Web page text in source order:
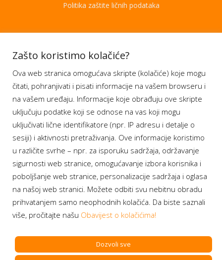
Politika zaštite ličnih podataka
Aplikacije
Moj BH Telecom
Dostupnost usluga
Moja webTV
Aukcije BH Telecom
Program lojalnosti
Bonus plus
Prijava za newsletter
Zašto koristimo kolačiće?
Ova web stranica omogućava skripte (kolačiće) koje mogu
čitati, pohranjivati i pisati informacije na vašem browseru i
na vašem uređaju. Informacije koje obrađuju ove skripte
uključuju podatke koji se odnose na vas koji mogu
uključivati lične identifikatore (npr. IP adresu i detalje o
sesiji) i aktivnosti pretraživanja. Ove informacije koristimo
u različite svrhe – npr. za isporuku sadržaja, održavanje
sigurnosti web stranice, omogućavanje izbora korisnika i
poboljšanje web stranice, personalizacije sadržaja i oglasa
na našoj web stranici. Možete odbiti svu nebitnu obradu
prihvatanjem samo neophodnih kolačića. Da biste saznali
više, pročitajte našu Obavijest o kolačićima!
Dozvoli sve